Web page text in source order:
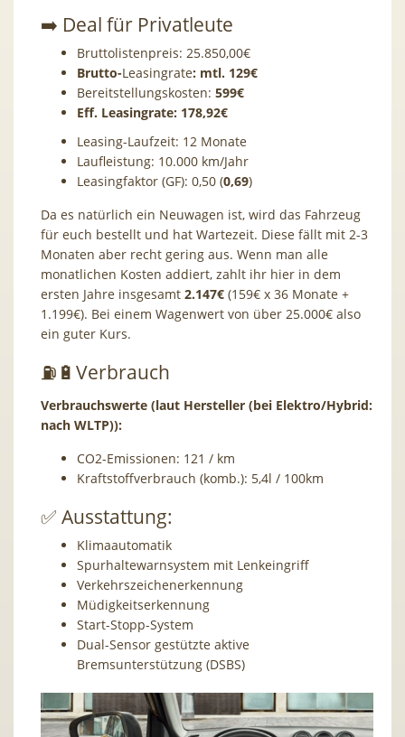
➡️ Deal für Privatleute
Bruttolistenpreis: 25.850,00€
Brutto-Leasingrate: mtl. 129€
Bereitstellungskosten: 599€
Eff. Leasingrate: 178,92€
Leasing-Laufzeit: 12 Monate
Laufleistung: 10.000 km/Jahr
Leasingfaktor (GF): 0,50 (0,69)
Da es natürlich ein Neuwagen ist, wird das Fahrzeug
für euch bestellt und hat Wartezeit. Diese fällt mit 2-3
Monaten aber recht gering aus. Wenn man alle
monatlichen Kosten addiert, zahlt ihr hier in dem
ersten Jahre insgesamt 2.147€ (159€ x 36 Monate +
1.199€). Bei einem Wagenwert von über 25.000€ also
ein guter Kurs.
⛽️🔋Verbrauch
Verbrauchswerte (laut Hersteller (bei Elektro/Hybrid:
nach WLTP)):
CO2-Emissionen: 121 / km
Kraftstoffverbrauch (komb.): 5,4l / 100km
✅ Ausstattung:
Klimaautomatik
Spurhaltewarnsystem mit Lenkeingriff
Verkehrszeichenerkennung
Müdigkeitserkennung
Start-Stopp-System
Dual-Sensor gestützte aktive
Bremsunterstützung (DSBS)